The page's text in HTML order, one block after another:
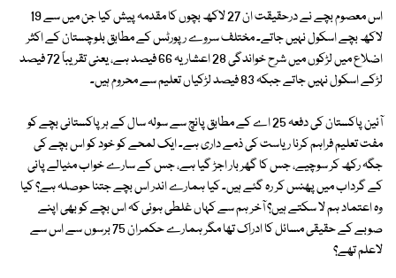
اس معصوم بچے نے درحقیقت ان 27 لاکھ بچوں کا مقدمہ پیش کیا جن میں سے 19
لاکھ بچے اسکول نہیں جاتے۔ مختلف سروے رپورٹس کے مطابق بلوچستان کے اکثر
اضلاع میں لڑکوں میں شرح خواندگی 28 اعشاریہ 66 فیصد ہے، یعنی تقریباً 72 فیصد
لڑکے اسکول نہیں جاتے جبکہ 83 فیصد لڑکیاں تعلیم سے محروم ہیں۔
آئین پاکستان کی دفعہ 25 اے کے مطابق پانچ سے سولہ سال کے ہر پاکستانی بچے کو
مفت تعلیم فراہم کرنا ریاست کی ذمے داری ہے۔ ایک لمحے کو خود کو اس بچے کی
جگہ رکھ کر سوچیے، جس کا گھر بار اجڑ گیا ہے، جس کے سارے خواب مٹیالے پانی
کے گرداب میں پھنس کر رہ گئے ہیں۔ کیا ہمارے اندر اس بچے جتنا حوصلہ ہے؟ کیا
وہ اعتماد ہم لا سکتے ہیں؟ آخر ہم سے کہاں غلطی ہوئی کہ اس بچے کو بھی اپنے
صوبے کے حقیقی مسائل کا ادراک تھا مگر ہمارے حکمران 75 برسوں سے اس سے
لاعلم تھے؟